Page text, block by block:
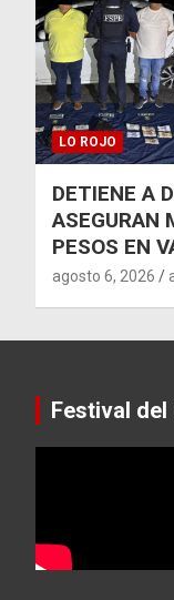
LO ROJO
DETIENE A
ASEGURAN
PESOS EN
agosto 6, 2026
Festival del